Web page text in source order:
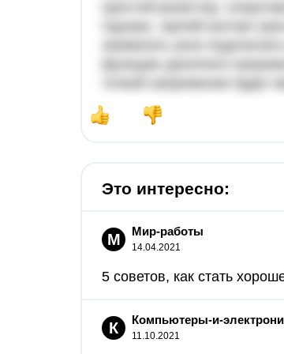
Однако, третий контакт
функцию делителя
Это интересно:
М Мир-работы
14.04.2021
5 советов, как стать
К Компьютеры-и-
11.10.2021